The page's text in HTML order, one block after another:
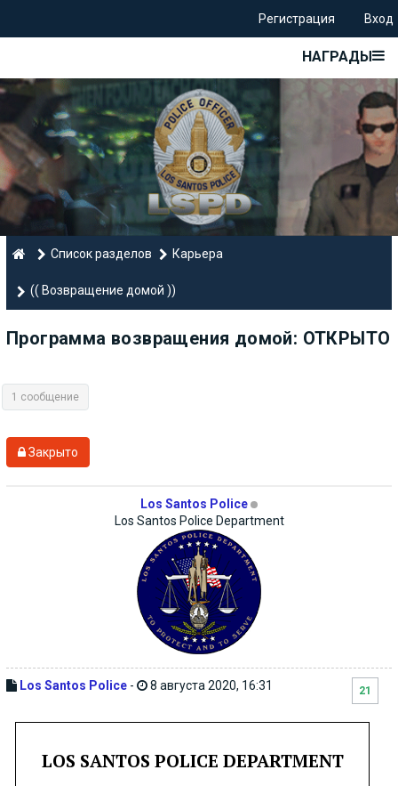
Регистрация Вход
НАГРАДЫ
Список разделов Карьера
(( Возвращение домой ))
Программа возвращения домой: ОТКРЫТО
1 сообщение
Закрыто
Los Santos Police
Los Santos Police Department
21
Los Santos Police - 8 августа 2020, 16:31
LOS SANTOS POLICE DEPARTMENT